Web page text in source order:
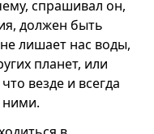
спрашивал он,
должен быть
лишает нас воды,
планет, или
везде и всегда
ними.